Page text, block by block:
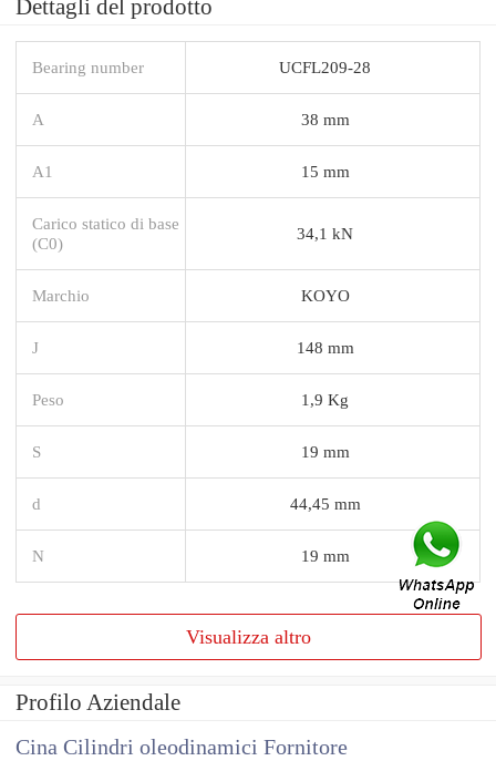
Dettagli del prodotto
Bearing number UCFL209-28
A 38 mm
A1 15 mm
Carico statico di base
(C0)
34,1 kN
Marchio KOYO
J 148 mm
Peso 1,9 Kg
S 19 mm
d 44,45 mm
N 19 mm
Visualizza altro
Profilo Aziendale
Cina Cilindri oleodinamici Fornitore